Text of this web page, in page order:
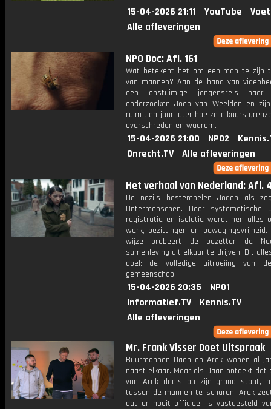
15-04-2026 21:11 YouTube
Alle afleveringen
NPO Doc: Afl. 161
Wat betekent het om een man te zijn
van mannen? Aan de hand van
een onstuimige jongensreis naar
onderzoeken Joep van Weelden en
ruim tien jaar later hoe ze elkaars
overschreden en waarom.
15-04-2026 21:00 NPO2
Onrecht.TV
Alle afleveringen
Het verhaal van Nederland: Afl.
De nazi's bestempelen Joden als
Untermenschen. Door systematische
registratie en isolatie wordt hen alles
werk, bezittingen en bewegingsvrijheid.
wijze probeert de bezetter de
samenleving uit elkaar te drijven. Dit
doel: de volledige uitroeiing van
gemeenschap.
15-04-2026 20:35
NPO1
Informatief.TV
Kennis.TV
Alle afleveringen
Mr. Frank Visser Doet Uitspraak
Buurmannen Daan en Arek wonen al
naast elkaar. Maar als Daan ontdekt dat
van Arek deels op zijn grond staat,
tussen de mannen te schuren. Arek
dat er nooit officieel is vastgesteld